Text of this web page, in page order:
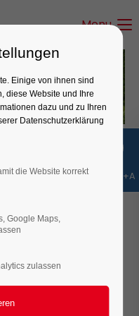
Menu
Einige von ihnen sind
diese Website und Ihre
dazu und zu Ihren
Datenschutzerklärung
die Website korrekt
Google Maps,
zulassen
Shift+Alt+A